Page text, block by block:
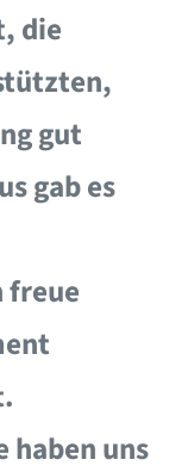
die
gut
gab es
freue
haben uns